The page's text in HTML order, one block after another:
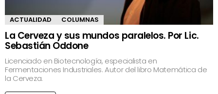
ACTUALIDAD COLUMNAS
La Cerveza y sus mundos paralelos. Por Lic.
Sebastián Oddone
Licenciado en Biotecnología, especialista en
Fermentaciones Industriales. Autor del libro Matemática de
la Cerveza.